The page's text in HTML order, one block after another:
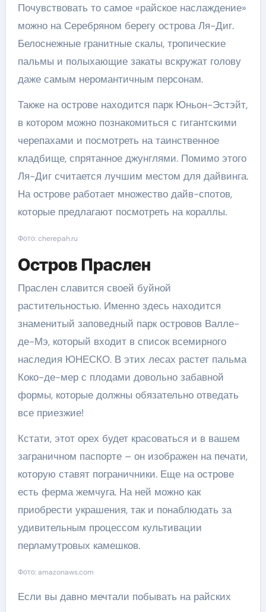
Почувствовать то самое «райское наслаждение»
можно на Серебряном берегу острова Ля-Диг.
Белоснежные гранитные скалы, тропические
пальмы и полыхающие закаты вскружат голову
даже самым неромантичным персонам.
Также на острове находится парк Юньон-Эстэйт,
в котором можно познакомиться с гигантскими
черепахами и посмотреть на таинственное
кладбище, спрятанное джунглями. Помимо этого
Ля-Диг считается лучшим местом для дайвинга.
На острове работает множество дайв-спотов,
которые предлагают посмотреть на кораллы.
Фото: cherepah.ru
Остров Праслен
Праслен славится своей буйной
растительностью. Именно здесь находится
знаменитый заповедный парк островов Валле-
де-Мэ, который входит в список всемирного
наследия ЮНЕСКО. В этих лесах растет пальма
Коко-де-мер с плодами довольно забавной
формы, которые должны обязательно отведать
все приезжие!
Кстати, этот орех будет красоваться и в вашем
заграничном паспорте – он изображен на печати,
которую ставят пограничники. Еще на острове
есть ферма жемчуга. На ней можно как
приобрести украшения, так и понаблюдать за
удивительным процессом культивации
перламутровых камешков.
Фото: amazonaws.com
Если вы давно мечтали побывать на райских